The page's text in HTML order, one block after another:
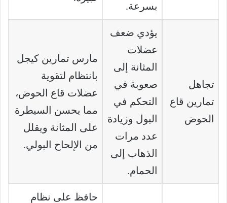
بسرعة.
تجاهل
تمارين قاع
الحوض
يؤدي ضعف
عضلات
المثانة إلى
صعوبة في
التحكم في
البول وزيادة
عدد مرات
الذهاب إلى
الحمام.
مارس تمارين كيجل
بانتظام لتقوية
عضلات قاع الحوض،
مما يحسن السيطرة
على المثانة ويقلل
من الإلحاح البولي.
حافظ على نظام